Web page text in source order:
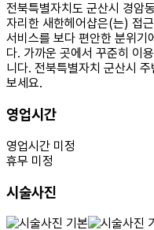
전북특별자치도 군산시 경암
자리한 새한헤어샵은(는) 접
서비스를 보다 편안한 분위기
다. 가까운 곳에서 꾸준히 이
니다. 전북특별자치 군산시
보세요.
영업시간
영업시간 미정
휴무 미정
시술사진